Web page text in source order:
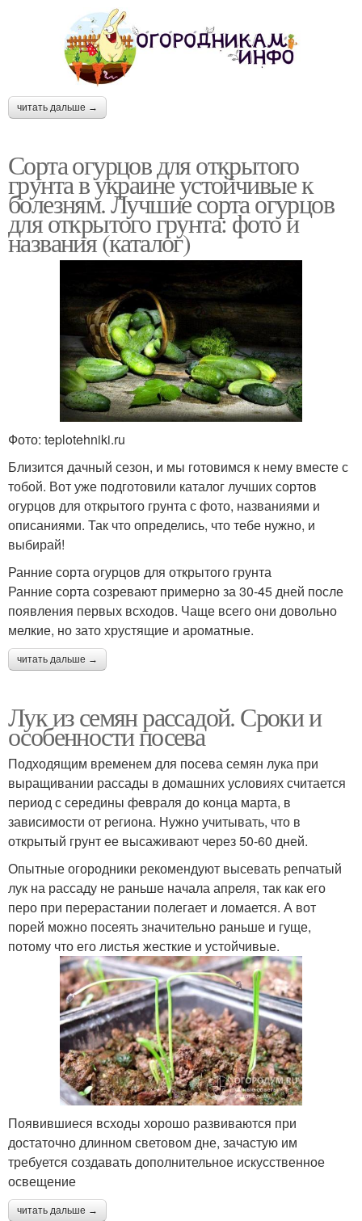
читать дальше →
Сорта огурцов для открытого
грунта в украине устойчивые к
болезням. Лучшие сорта огурцов
для открытого грунта: фото и
названия (каталог)
Фото: teplotehniki.ru
Близится дачный сезон, и мы готовимся к нему вместе с
тобой. Вот уже подготовили каталог лучших сортов
огурцов для открытого грунта с фото, названиями и
описаниями. Так что определись, что тебе нужно, и
выбирай!
Ранние сорта огурцов для открытого грунта
Ранние сорта созревают примерно за 30-45 дней после
появления первых всходов. Чаще всего они довольно
мелкие, но зато хрустящие и ароматные.
читать дальше →
Лук из семян рассадой. Сроки и
особенности посева
Подходящим временем для посева семян лука при
выращивании рассады в домашних условиях считается
период с середины февраля до конца марта, в
зависимости от региона. Нужно учитывать, что в
открытый грунт ее высаживают через 50-60 дней.
Опытные огородники рекомендуют высевать репчатый
лук на рассаду не раньше начала апреля, так как его
перо при перерастании полегает и ломается. А вот
порей можно посеять значительно раньше и гуще,
потому что его листья жесткие и устойчивые.
Появившиеся всходы хорошо развиваются при
достаточно длинном световом дне, зачастую им
требуется создавать дополнительное искусственное
освещение
читать дальше →